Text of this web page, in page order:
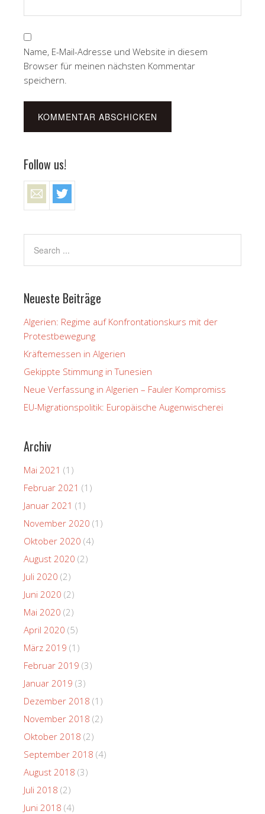
Name, E-Mail-Adresse und Website in diesem
Browser für meinen nächsten Kommentar
speichern.
Follow us!
Neueste Beiträge
Algerien: Regime auf Konfrontationskurs mit der
Protestbewegung
Kräftemessen in Algerien
Gekippte Stimmung in Tunesien
Neue Verfassung in Algerien – Fauler Kompromiss
EU-Migrationspolitik: Europäische Augenwischerei
Archiv
Mai 2021 (1)
Februar 2021 (1)
Januar 2021 (1)
November 2020 (1)
Oktober 2020 (4)
August 2020 (2)
Juli 2020 (2)
Juni 2020 (2)
Mai 2020 (2)
April 2020 (5)
März 2019 (1)
Februar 2019 (3)
Januar 2019 (3)
Dezember 2018 (1)
November 2018 (2)
Oktober 2018 (2)
September 2018 (4)
August 2018 (3)
Juli 2018 (2)
Juni 2018 (4)